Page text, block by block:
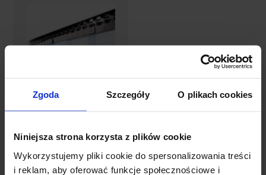
Zgoda Szczegóły O plikach cookies
Niniejsza strona korzysta z plików cookie
Wykorzystujemy pliki cookie do spersonalizowania treści
i reklam, aby oferować funkcje społecznościowe i
Kurtyna
CHŁODNICZE
(Gotowe
zestawy)
440,34 zł